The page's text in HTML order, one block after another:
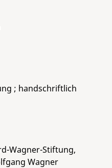
; handschriftlich
Wagner-Stiftung,
Wagner